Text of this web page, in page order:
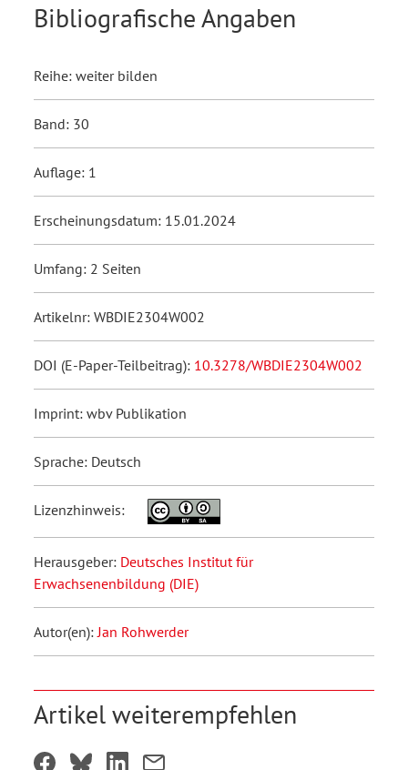
Bibliografische Angaben
Reihe: weiter bilden
Band: 30
Auflage: 1
Erscheinungsdatum: 15.01.2024
Umfang: 2 Seiten
Artikelnr: WBDIE2304W002
DOI (E-Paper-Teilbeitrag): 10.3278/WBDIE2304W002
Imprint: wbv Publikation
Sprache: Deutsch
Lizenzhinweis:
Herausgeber: Deutsches Institut für
Erwachsenenbildung (DIE)
Autor(en):Jan Rohwerder
Artikel weiterempfehlen